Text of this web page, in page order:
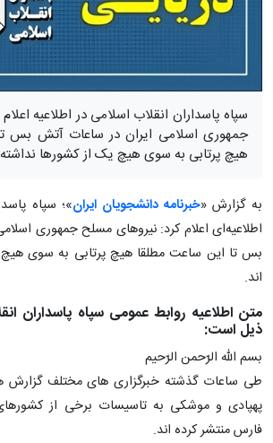
سپاه پاسداران انقلاب اسلامی در اطلاعیه
جمهوری اسلامی ایران در ساعات آتش بس
هیچ پرتابی به سوی هیچ یک از کشورها نداشته
به گزارش «خبرنامه دانشجویان ایران»؛ سپاه
اطلاعیه‌ای اعلام کرد: نیروهای مسلح جمهوری
بس تا این ساعت مطلقا هیچ پرتابی به سوی
اند‌.
متن اطلاعیه روابط عمومی سپاه پاسداران
ذیل است:
بسم اللّه الرّحمن الرّحیم
طی ساعات گذشته خبرگزاری های مختلف
پهپادی و موشکی به تاسیسات برخی از
فارس منتشر کرده اند.